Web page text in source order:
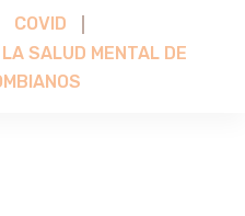
COVID
SALUD MENTAL DE